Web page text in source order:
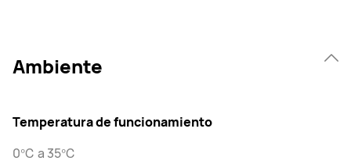
Ambiente
Temperatura de funcionamiento
0℃ a 35℃